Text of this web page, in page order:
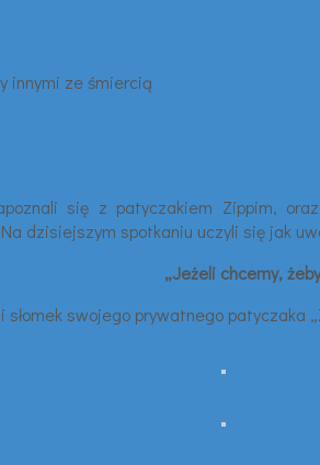
innymi ze śmiercią
się z patyczakiem Zippim,
dzisiejszym spotkaniu uczyli się jak
„Jeżeli chcemy,
swojego prywatnego patyczaka